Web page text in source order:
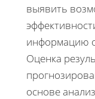
выявить
информацию
Оценка
основе